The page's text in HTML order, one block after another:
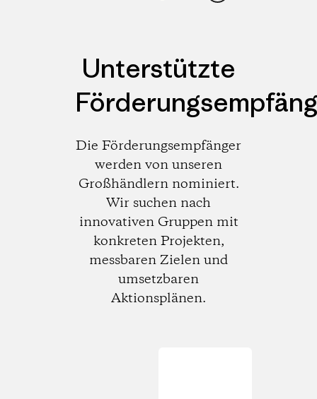
Unterstützte
Die Förderungsempfänger
werden von unseren
Großhändlern nominiert.
Wir suchen nach
innovativen Gruppen mit
konkreten Projekten,
messbaren Zielen und
umsetzbaren
Aktionsplänen.